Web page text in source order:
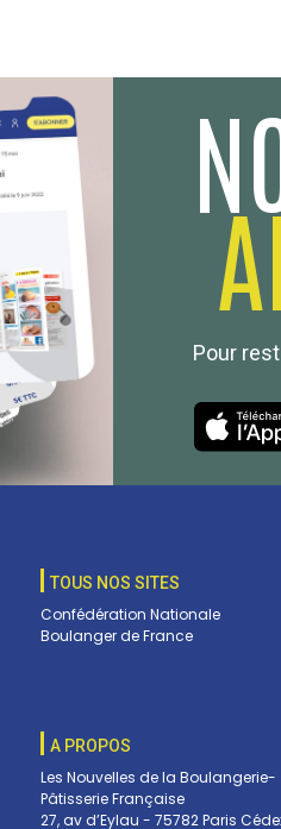
Pour
TOUS NOS SITES
Confédération Nationale
Boulanger de France
A PROPOS
Les Nouvelles de la Boulangerie-
Pâtisserie Française
27, av d’Eylau - 75782 Paris